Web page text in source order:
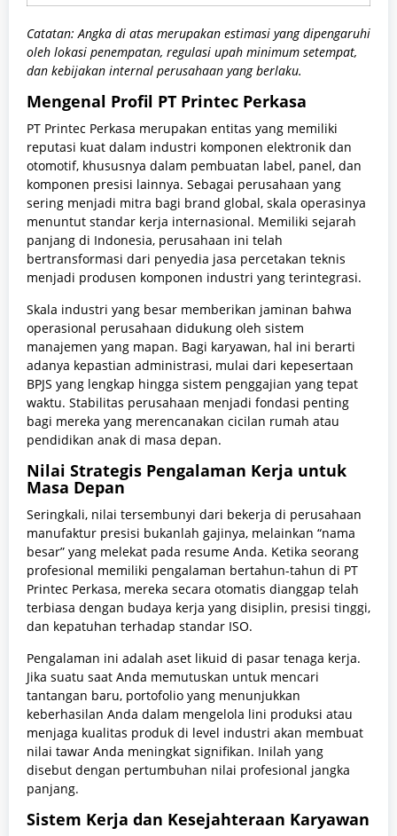
Catatan: Angka di atas merupakan estimasi yang dipengaruhi
oleh lokasi penempatan, regulasi upah minimum setempat,
dan kebijakan internal perusahaan yang berlaku.
Mengenal Profil PT Printec Perkasa
PT Printec Perkasa merupakan entitas yang memiliki
reputasi kuat dalam industri komponen elektronik dan
otomotif, khususnya dalam pembuatan label, panel, dan
komponen presisi lainnya. Sebagai perusahaan yang
sering menjadi mitra bagi brand global, skala operasinya
menuntut standar kerja internasional. Memiliki sejarah
panjang di Indonesia, perusahaan ini telah
bertransformasi dari penyedia jasa percetakan teknis
menjadi produsen komponen industri yang terintegrasi.
Skala industri yang besar memberikan jaminan bahwa
operasional perusahaan didukung oleh sistem
manajemen yang mapan. Bagi karyawan, hal ini berarti
adanya kepastian administrasi, mulai dari kepesertaan
BPJS yang lengkap hingga sistem penggajian yang tepat
waktu. Stabilitas perusahaan menjadi fondasi penting
bagi mereka yang merencanakan cicilan rumah atau
pendidikan anak di masa depan.
Nilai Strategis Pengalaman Kerja untuk
Masa Depan
Seringkali, nilai tersembunyi dari bekerja di perusahaan
manufaktur presisi bukanlah gajinya, melainkan “nama
besar” yang melekat pada resume Anda. Ketika seorang
profesional memiliki pengalaman bertahun-tahun di PT
Printec Perkasa, mereka secara otomatis dianggap telah
terbiasa dengan budaya kerja yang disiplin, presisi tinggi,
dan kepatuhan terhadap standar ISO.
Pengalaman ini adalah aset likuid di pasar tenaga kerja.
Jika suatu saat Anda memutuskan untuk mencari
tantangan baru, portofolio yang menunjukkan
keberhasilan Anda dalam mengelola lini produksi atau
menjaga kualitas produk di level industri akan membuat
nilai tawar Anda meningkat signifikan. Inilah yang
disebut dengan pertumbuhan nilai profesional jangka
panjang.
Sistem Kerja dan Kesejahteraan Karyawan